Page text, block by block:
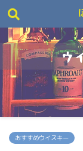
おすすめウイスキー